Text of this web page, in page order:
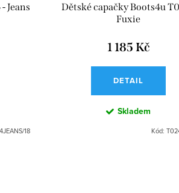
Jeans
18
Dětské capačky Boots4u
Fuxie
1 185 Kč
DETAIL
Skladem
Kód: